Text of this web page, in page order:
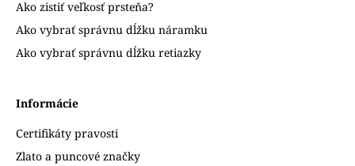
Ako zistiť veľkosť prsteňa?
Ako vybrať správnu dĺžku náramku
Ako vybrať správnu dĺžku retiazky
Informácie
Certifikáty pravosti
Zlato a puncové značky